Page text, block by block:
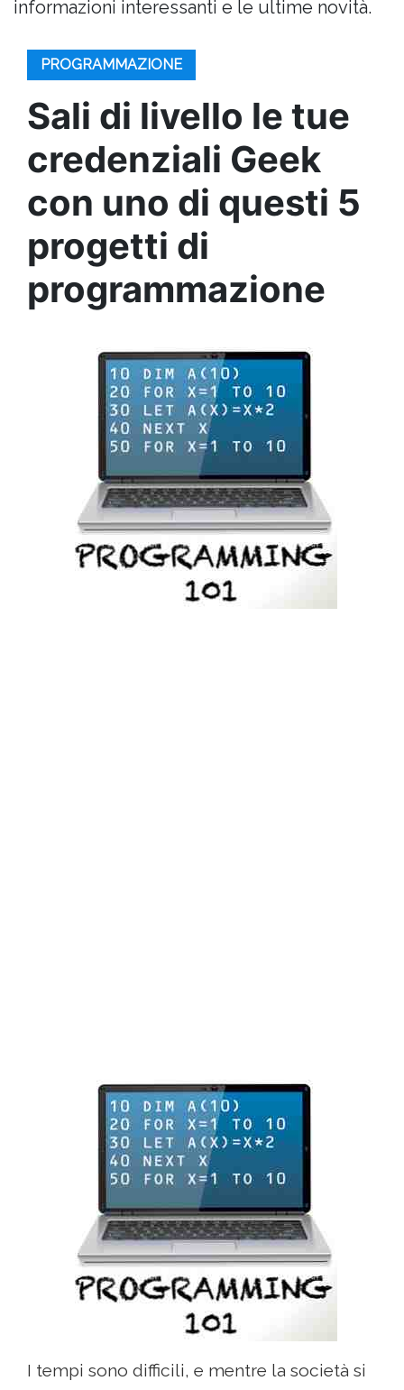
informazioni interessanti e le ultime novità.
PROGRAMMAZIONE
Sali di livello le tue
credenziali Geek
con uno di questi 5
progetti di
programmazione
I tempi sono difficili, e mentre la società si